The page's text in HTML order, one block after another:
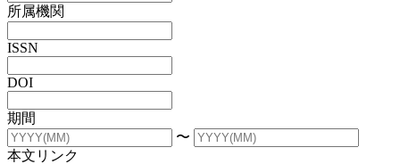
所属機関
ISSN
DOI
期間
〜
本文リンク